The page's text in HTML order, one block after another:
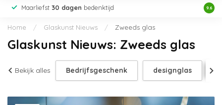
Maarliefst 30 dagen bedenktijd 9.6
Home / Glaskunst Nieuws / Zweeds glas
Glaskunst Nieuws: Zweeds glas
Bekijk alles Bedrijfsgeschenk designglas